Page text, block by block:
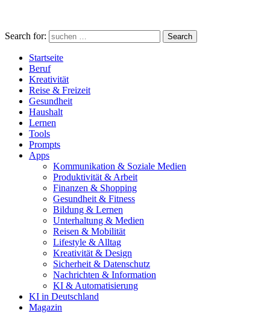
Search for: Search
Startseite
Beruf
Kreativität
Reise & Freizeit
Gesundheit
Haushalt
Lernen
Tools
Prompts
Apps
Kommunikation & Soziale Medien
Produktivität & Arbeit
Finanzen & Shopping
Gesundheit & Fitness
Bildung & Lernen
Unterhaltung & Medien
Reisen & Mobilität
Lifestyle & Alltag
Kreativität & Design
Sicherheit & Datenschutz
Nachrichten & Information
KI & Automatisierung
KI in Deutschland
Magazin